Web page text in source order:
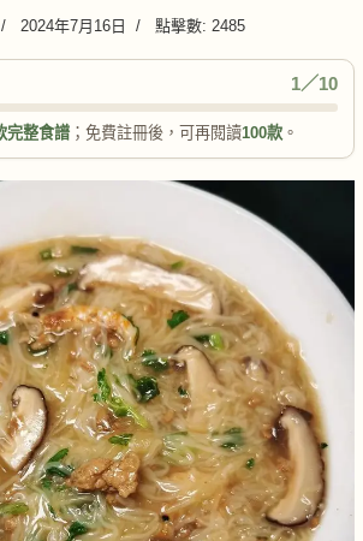
2024年7月16日 點擊數: 2485
1／10
完整食譜 ；免費註冊後，可再閱讀100款 。